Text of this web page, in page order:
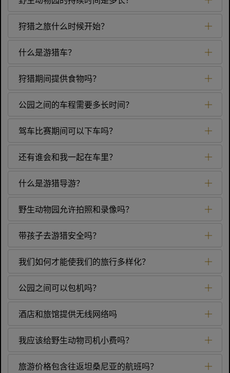
狩猎之旅什么时候开始？
什么是游猎车？
狩猎期间提供食物吗？
公园之间的车程需要多长时间？
驾车比赛期间可以下车吗？
还有谁会和我一起在车里？
什么是游猎导游？
野生动物园允许拍照和录像吗？
带孩子去游猎安全吗？
我们如何才能使我们的旅行多样化？
公园之间可以包机吗？
酒店和旅馆提供无线网络吗
我应该给野生动物司机小费吗？
旅游价格包含往返坦桑尼亚的航班吗？